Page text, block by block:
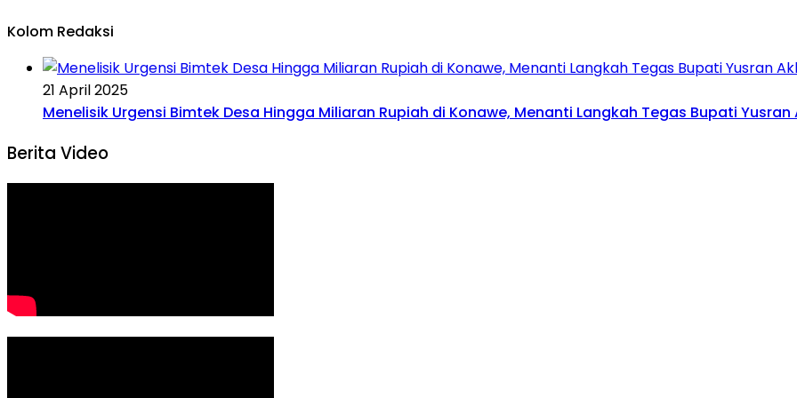
Kolom Redaksi
21 April 2025
Menelisik Urgensi Bimtek Desa Hingga Miliaran Rupiah di Konawe, Menanti Langkah Tegas Bupati Yusran
Berita Video